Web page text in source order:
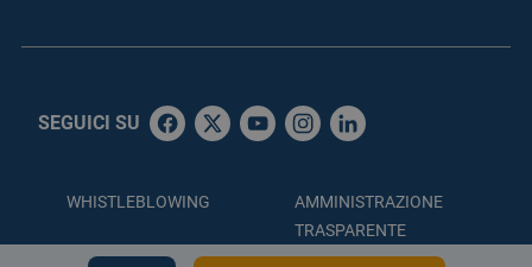
SEGUICI SU
WHISTLEBLOWING
AMMINISTRAZIONE
TRASPARENTE